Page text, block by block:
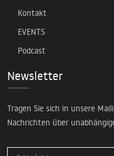
Kontakt
EVENTS
Podcast
Newsletter
Tragen Sie sich in unsere
Nachrichten über